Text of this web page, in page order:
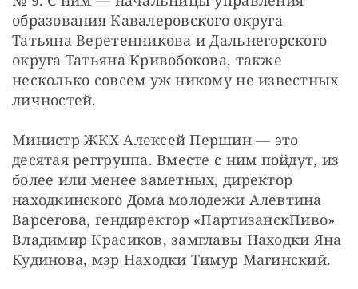
образования Кавалеровского округа
Татьяна Веретенникова и Дальнегорского
округа Татьяна Кривобокова, также
несколько совсем уж никому не известных
личностей.
Министр ЖКХ Алексей Першин — это
десятая реггруппа. Вместе с ним пойдут, из
более или менее заметных, директор
находкинского Дома молодежи Алевтина
Варсегова, гендиректор «ПартизанскПиво»
Владимир Красиков, замглавы Находки Яна
Кудинова, мэр Находки Тимур Магинский.